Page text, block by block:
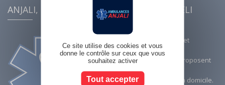
ANJALI, ambulances conventionnées AMELI
Ambulances conventionnées et
agrémentées AMELI,
Les ambulances Anjali vous proposent
des services de :
- transports depuis ou vers un domicile.
Ce site utilise des cookies et vous
donne le contrôle sur ceux que vous
souhaitez activer
Tout accepter